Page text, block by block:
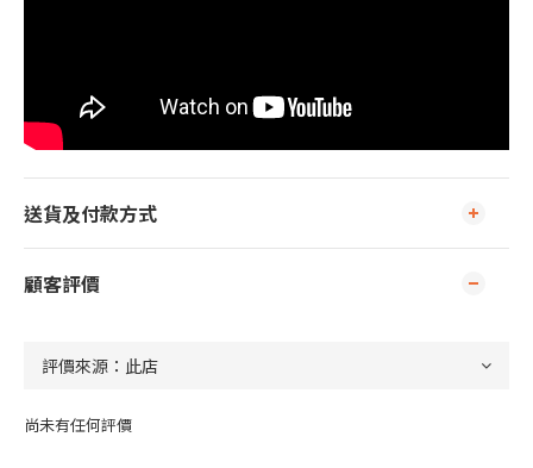
送貨及付款方式
顧客評價
尚未有任何評價